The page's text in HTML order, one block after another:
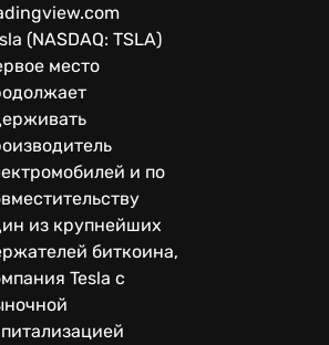
(NASDAQ: TSLA)
место
и по
из крупнейших
биткоина,
Tesla с